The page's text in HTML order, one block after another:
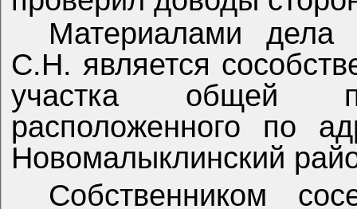
Материалами дела
С.Н. является
участка общей
расположенного по
Новомалыклинский
Собственником